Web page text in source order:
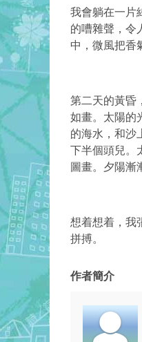
我會躺在一片
的嘈雜聲，令
中，微風把香
第二天的黃昏
如畫。太陽的
的海水，和沙
下半個頭兒。
圖畫。夕陽漸
想着想着，我
拼搏。
作者簡介